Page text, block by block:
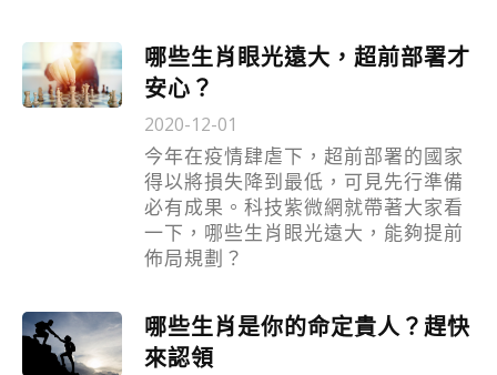
哪些生肖眼光遠大，超前部署才
安心？
2020-12-01
今年在疫情肆虐下，超前部署的國家
得以將損失降到最低，可見先行準備
必有成果。科技紫微網就帶著大家看
一下，哪些生肖眼光遠大，能夠提前
佈局規劃？
哪些生肖是你的命定貴人？趕快
來認領